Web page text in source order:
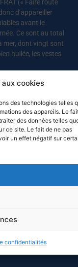
cookies
des technologies telles
des appareils. Le
des données telles
ce site. Le fait de ne pas
un effet négatif sur
confidentialités
(« Faire route
d’appareiller
avant le
Ce sont au total
mer, dont vingt sont
huilée, les vestes
2026 de retour
a quitté
vers
vers Bizerte, et de
Baléares, après